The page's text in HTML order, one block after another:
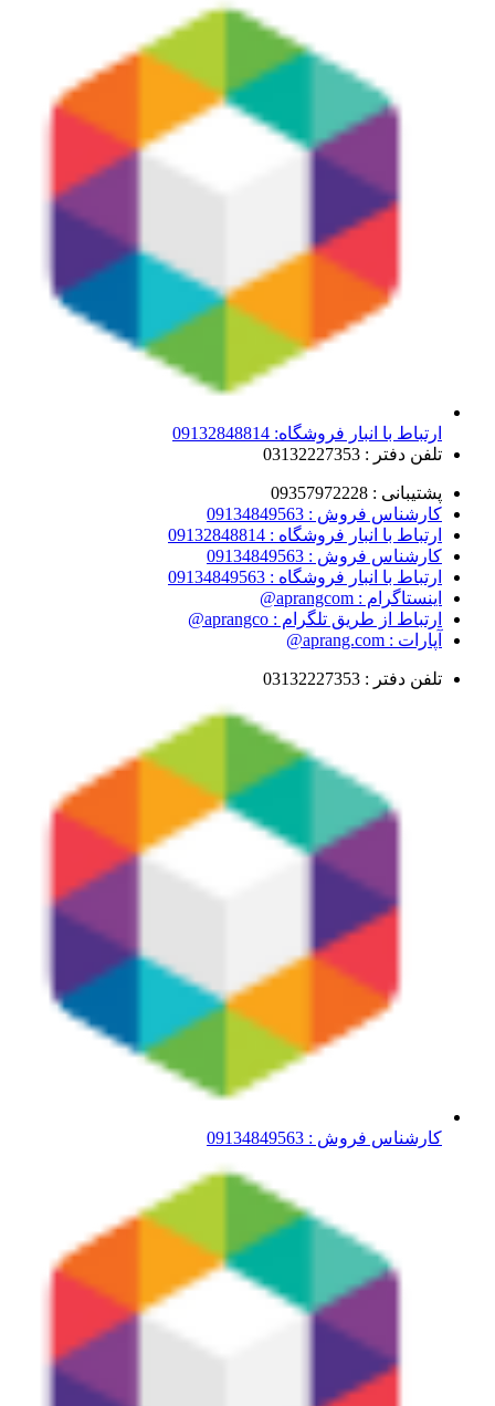
ارتباط با انبار فروشگاه: 09132848814
تلفن دفتر : 03132227353
پشتیبانی : 09357972228
کارشناس فروش : 09134849563
ارتباط با انبار فروشگاه : 09132848814
کارشناس فروش : 09134849563
ارتباط با انبار فروشگاه : 09134849563
اینستاگرام : aprangcom@
ارتباط از طریق تلگرام : aprangco@
آپارات : aprang.com@
تلفن دفتر : 03132227353
کارشناس فروش : 09134849563